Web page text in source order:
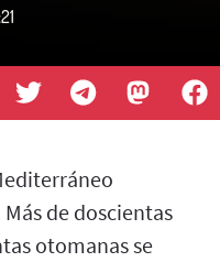
de doscientas
otomanas se